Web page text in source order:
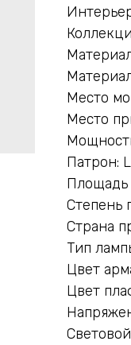
Место
Место
Патрон:
Площадь
Степень
Страна
Тип
Цвет
Цвет